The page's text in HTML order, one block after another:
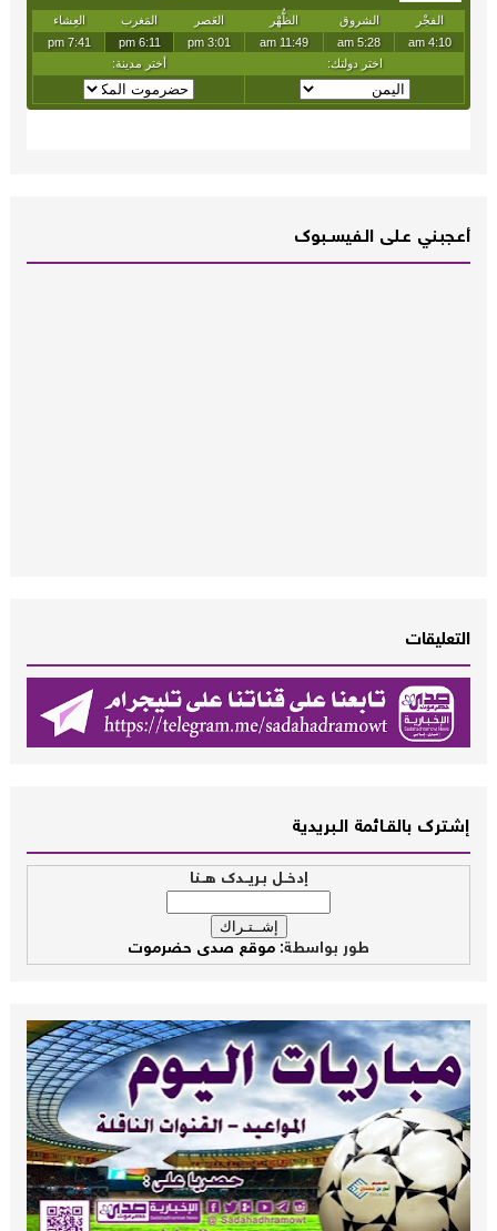
أعـــجبــني عـــلى الــفــيســــبوك
التعليقات
إشــترك بالقـــائمة الــبريدية
إدخــل بـريــدك هــنا
طور بواسطة:موقع صدى حضرموت